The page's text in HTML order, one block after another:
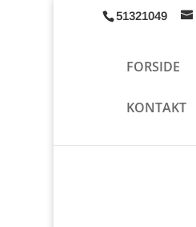
51321049
FORSIDE
KONTAKT